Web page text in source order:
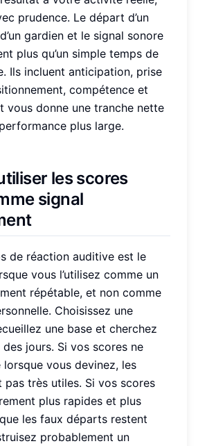
prudence. Le départ d’un
gardien et le signal sonore
plus qu’un simple temps de
Ils incluent anticipation, prise
compétence et
vous donne une tranche nette
plus large.
les scores
signal
de réaction auditive est le
vous l’utilisez comme un
répétable, et non comme
Choisissez une
une base et cherchez
jours. Si vos scores ne
lorsque vous devinez, les
pas très utiles. Si vos scores
plus rapides et plus
les faux départs restent
probablement un